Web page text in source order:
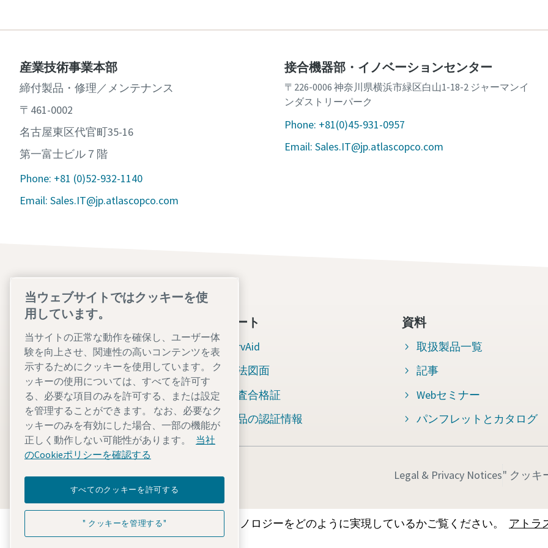
産業技術事業本部
締付製品・修理／メンテナンス
〒461-0002
名古屋東区代官町35-16
第一富士ビル７階
Phone: +81 (0)52-932-1140
Email: Sales.IT@jp.atlascopco.com
接合機器部・イノベーションセンター
〒226-0006 神奈川県横浜市緑区白山1-18-2 ジャーマンイ
ンダストリーパーク
Phone: +81(0)45-931-0957
Email: Sales.IT@jp.atlascopco.com
当社について
アトラスコプコグループ
産業技術事業本部
産業
採用
サポート
ServAid
寸法図面
検査合格証
製品の認証情報
資料
取扱製品一覧
記事
Webセミナー
パンフレットとカタログ
Legal & Privacy Notices" クッキ
アトラスコプコグループが未来を変えるテクノロジーをどのように実現しているかご覧ください。
アトラ
当ウェブサイトではクッキーを使
用しています。
当サイトの正常な動作を確保し、ユーザー体
験を向上させ、関連性の高いコンテンツを表
示するためにクッキーを使用しています。 ク
ッキーの使用については、すべてを許可す
る、必要な項目のみを許可する、または設定
を管理することができます。 なお、必要なク
ッキーのみを有効にした場合、一部の機能が
正しく動作しない可能性があります。
当社
のCookieポリシーを確認する
すべてのクッキーを許可する
" クッキーを管理する"